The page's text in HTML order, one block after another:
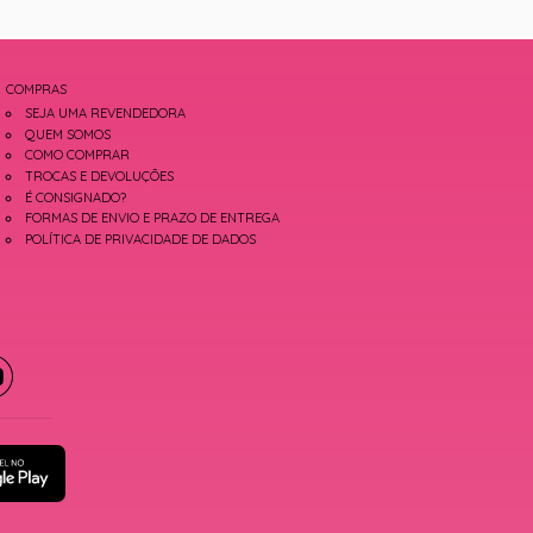
COMPRAS
SEJA UMA REVENDEDORA
QUEM SOMOS
COMO COMPRAR
TROCAS E DEVOLUÇÕES
É CONSIGNADO?
FORMAS DE ENVIO E PRAZO DE ENTREGA
POLÍTICA DE PRIVACIDADE DE DADOS